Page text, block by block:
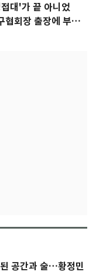
대'가 끝 아니었
회장 출장에 부인
공간과 술…황정민